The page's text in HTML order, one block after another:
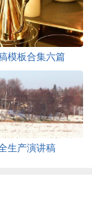
模板合集六篇
生产演讲稿